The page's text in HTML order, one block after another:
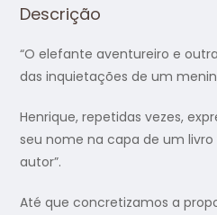
Descrição
“O elefante aventureiro e
das inquietações de um
Henrique, repetidas vezes,
seu nome na capa de um livro
autor”.
Até que concretizamos a